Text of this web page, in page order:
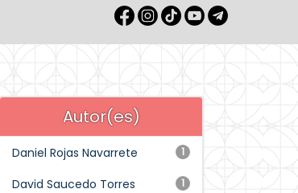
Autor(es)
1
Daniel Rojas Navarrete
1
David Saucedo Torres